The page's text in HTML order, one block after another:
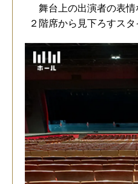
舞台上の出演者の表情
２階席から見下ろすス